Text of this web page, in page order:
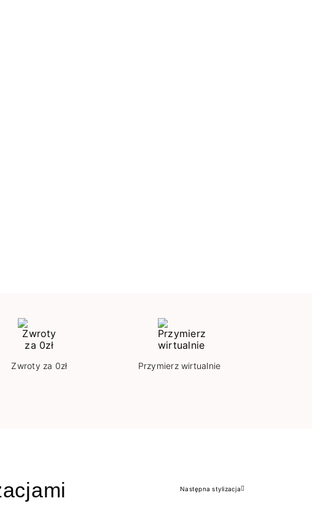
Zwroty za 0zł Przymierz wirtualnie
Następny
Następna stylizacja